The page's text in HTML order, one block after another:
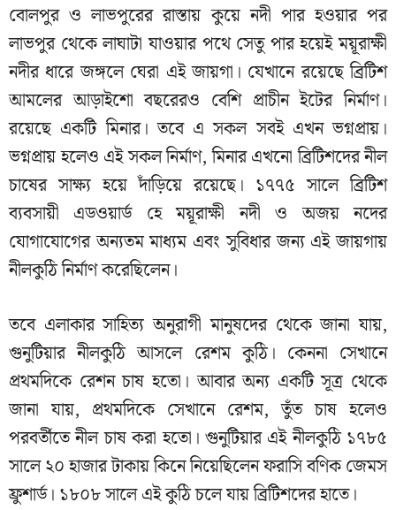
বোলপুর ও লাভপুরের রাস্তায় কুয়ে নদী পার হওয়ার পর
লাভপুর থেকে লাঘাটা যাওয়ার পথে সেতু পার হয়েই ময়ূরাক্ষী
নদীর ধারে জঙ্গলে ঘেরা এই জায়গা। যেখানে রয়েছে ব্রিটিশ
আমলের আড়াইশো বছরেরও বেশি প্রাচীন ইটের নির্মাণ।
রয়েছে একটি মিনার। তবে এ সকল সবই এখন ভগ্নপ্রায়।
ভগ্নপ্রায় হলেও এই সকল নির্মাণ, মিনার এখনো ব্রিটিশদের নীল
চাষের সাক্ষ্য হয়ে দাঁড়িয়ে রয়েছে। ১৭৭৫ সালে ব্রিটিশ
ব্যবসায়ী এডওয়ার্ড হে ময়ূরাক্ষী নদী ও অজয় নদের
যোগাযোগের অন্যতম মাধ্যম এবং সুবিধার জন্য এই জায়গায়
নীলকুঠি নির্মাণ করেছিলেন।
তবে এলাকার সাহিত্য অনুরাগী মানুষদের থেকে জানা যায়,
গুনুটিয়ার নীলকুঠি আসলে রেশম কুঠি। কেননা সেখানে
প্রথমদিকে রেশন চাষ হতো। আবার অন্য একটি সূত্র থেকে
জানা যায়, প্রথমদিকে সেখানে রেশম, তুঁত চাষ হলেও
পরবর্তীতে নীল চাষ করা হতো। গুনুটিয়ার এই নীলকুঠি ১৭৮৫
সালে ২০ হাজার টাকায় কিনে নিয়েছিলেন ফরাসি বণিক জেমস
ফ্রুশার্ড। ১৮০৮ সালে এই কুঠি চলে যায় ব্রিটিশদের হাতে।